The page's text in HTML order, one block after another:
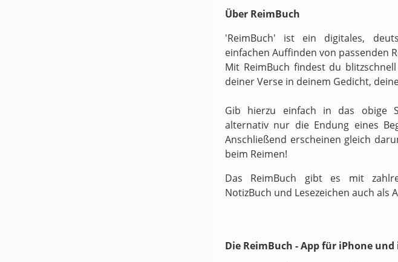
Über ReimBuch
'ReimBuch' ist ein digitales,
einfachen Auffinden von passenden
Mit ReimBuch findest du
deiner Verse in deinem Gedicht,
Gib hierzu einfach in das obige
alternativ nur die Endung eines
Anschließend erscheinen gleich
beim Reimen!
Das ReimBuch gibt es mit
NotizBuch und Lesezeichen auch als
Die ReimBuch - App für iPhone und